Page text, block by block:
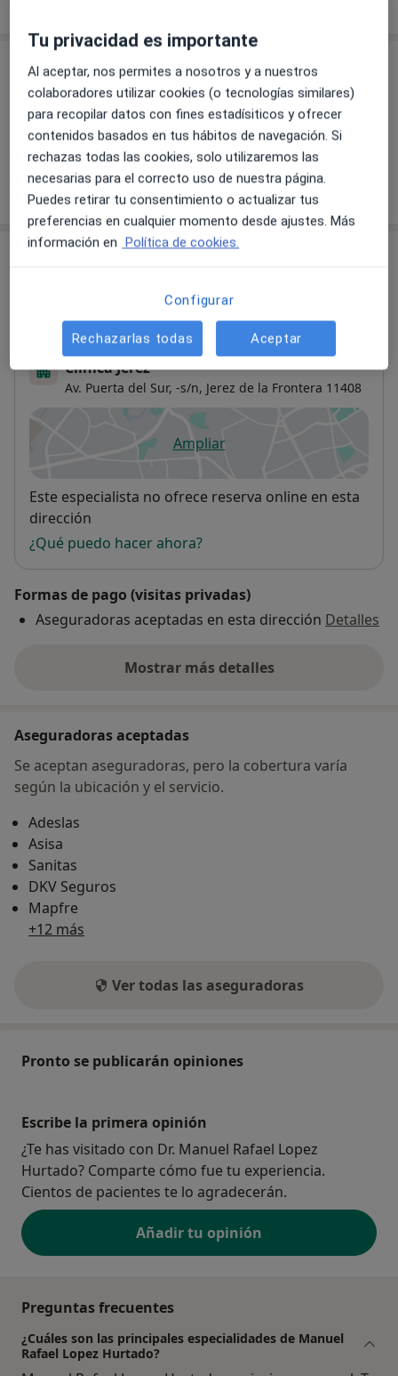
Servicios y precios
Visita Cirugía General y Ap. Digestivo
Detalles
¿Cómo funcionan los precios?
Dirección 2
Clínica Jerez
Av. Puerta del Sur, -s/n, Jerez de la Frontera 11408
Ampliarse abre en una nueva
Disponibilidad
Este especialista no ofrece reserva online en esta
dirección
¿Qué puedo hacer ahora?
Formas de pago (visitas privadas)
Aseguradoras aceptadas en esta dirección Detalles
Mostrar más detalles
sobre la dirección
Aseguradoras aceptadas
Se aceptan aseguradoras, pero la cobertura varía
según la ubicación y el servicio.
Adeslas
Asisa
Sanitas
DKV Seguros
Mapfre
+12 más
Ver todas las aseguradoras
Pronto se publicarán opiniones
Escribe la primera opinión
¿Te has visitado con Dr. Manuel Rafael Lopez
Hurtado? Comparte cómo fue tu experiencia.
Cientos de pacientes te lo agradecerán.
Añadir tu opinión
Preguntas frecuentes
¿Cuáles son las principales especialidades de Manuel
Rafael Lopez Hurtado?
Tu privacidad es importante
Al aceptar, nos permites a nosotros y a nuestros
colaboradores utilizar cookies (o tecnologías similares)
para recopilar datos con fines estadísiticos y ofrecer
contenidos basados en tus hábitos de navegación. Si
rechazas todas las cookies, solo utilizaremos las
necesarias para el correcto uso de nuestra página.
Puedes retirar tu consentimiento o actualizar tus
preferencias en cualquier momento desde ajustes. Más
información en Política de cookies.
Configurar
Rechazarlas todas Aceptar